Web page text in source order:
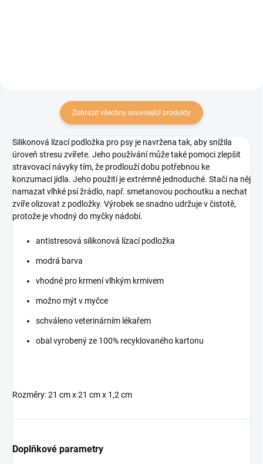
Zobrazit všechny související produkty
Silikonová lízací podložka pro psy je navržena tak, aby snížila
úroveň stresu zvířete. Jeho používání může také pomoci zlepšit
stravovací návyky tím, že prodlouží dobu potřebnou ke
konzumaci jídla. Jeho použití je extrémně jednoduché. Stačí na něj
namazat vlhké psí žrádlo, např. smetanovou pochoutku a nechat
zvíře olizovat z podložky. Výrobek se snadno udržuje v čistotě,
protože je vhodný do myčky nádobí.
antistresová silikonová lízací podložka
modrá barva
vhodné pro krmení vlhkým krmivem
možno mýt v myčce
schváleno veterinárním lékařem
obal vyrobený ze 100% recyklovaného kartonu
Rozměry: 21 cm x 21 cm x 1,2 cm
Doplňkové parametry